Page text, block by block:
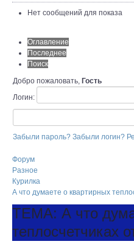
Нет сообщений для показа
Оглавление
Последнее
Поиск
Добро пожаловать, Гость
Логин:
Забыли пароль? Забыли логин?
Форум
Разное
Курилка
А что думаете о квартирных
ТЕМА: А что
теплосчетчиках